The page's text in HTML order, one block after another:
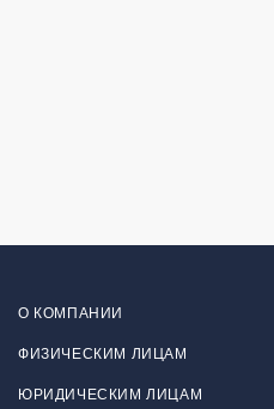
О КОМПАНИИ
ФИЗИЧЕСКИМ ЛИЦАМ
ЮРИДИЧЕСКИМ ЛИЦАМ